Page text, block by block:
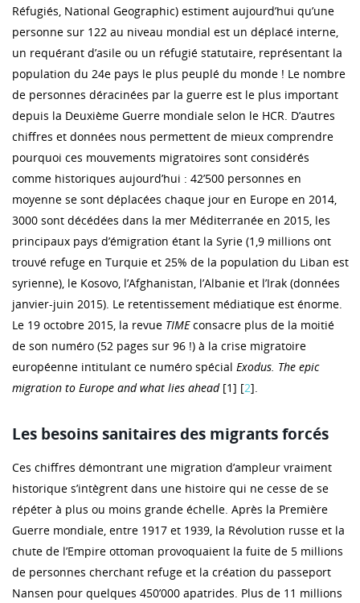
Réfugiés, National Geographic) estiment aujourd’hui qu’une
personne sur 122 au niveau mondial est un déplacé interne,
un requérant d’asile ou un réfugié statutaire, représentant la
population du 24e pays le plus peuplé du monde ! Le nombre
de personnes déracinées par la guerre est le plus important
depuis la Deuxième Guerre mondiale selon le HCR. D’autres
chiffres et données nous permettent de mieux comprendre
pourquoi ces mouvements migratoires sont considérés
comme historiques aujourd’hui : 42’500 personnes en
moyenne se sont déplacées chaque jour en Europe en 2014,
3000 sont décédées dans la mer Méditerranée en 2015, les
principaux pays d’émigration étant la Syrie (1,9 millions ont
trouvé refuge en Turquie et 25% de la population du Liban est
syrienne), le Kosovo, l’Afghanistan, l’Albanie et l’Irak (données
janvier-juin 2015). Le retentissement médiatique est énorme.
Le 19 octobre 2015, la revue TIMEconsacre plus de la moitié
de son numéro (52 pages sur 96 !) à la crise migratoire
européenne intitulant ce numéro spécial Exodus. The epic
migration to Europe and what lies ahead[1] [2].
Les besoins sanitaires des migrants forcés
Ces chiffres démontrant une migration d’ampleur vraiment
historique s’intègrent dans une histoire qui ne cesse de se
répéter à plus ou moins grande échelle. Après la Première
Guerre mondiale, entre 1917 et 1939, la Révolution russe et la
chute de l’Empire ottoman provoquaient la fuite de 5 millions
de personnes cherchant refuge et la création du passeport
Nansen pour quelques 450’000 apatrides. Plus de 11 millions